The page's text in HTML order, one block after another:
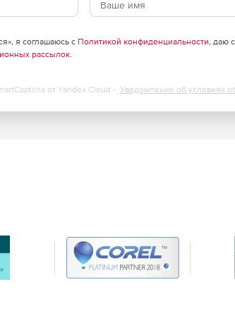
я соглашаюсь с Политикой конфиденциальности, даю
рассылок.
от Yandex Cloud - Уведомление об условиях